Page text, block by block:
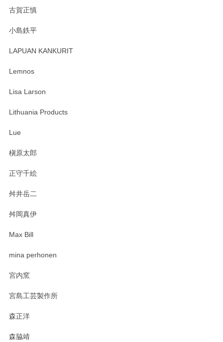
す。 素敵な湯呑みでとても気に入りました。 発送も早く、
たm(_)m
います。無事に届いたようで安心いたしまし
おかけしました。 ありがとうございます。
古賀正慎
小島鉄平
LAPUAN KANKURIT
Lemnos
Lisa Larson
Lithuania Products
Lue
槇原太郎
正守千絵
舛井岳二
舛岡真伊
Max Bill
mina perhonen
宮内窯
宮島工芸製作所
森正洋
森脇靖